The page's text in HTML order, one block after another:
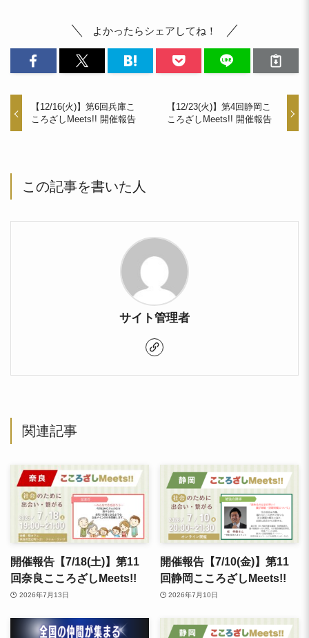
よかったらシェアしてね！
【12/16(火)】第6回兵庫こ
ころざしMeets!! 開催報告
【12/23(火)】第4回静岡こ
ころざしMeets!! 開催報告
この記事を書いた人
サイト管理者
関連記事
開催報告【7/18(土)】第11
回奈良こころざしMeets!!
2026年7月13日
開催報告【7/10(金)】第11
回静岡こころざしMeets!!
2026年7月10日